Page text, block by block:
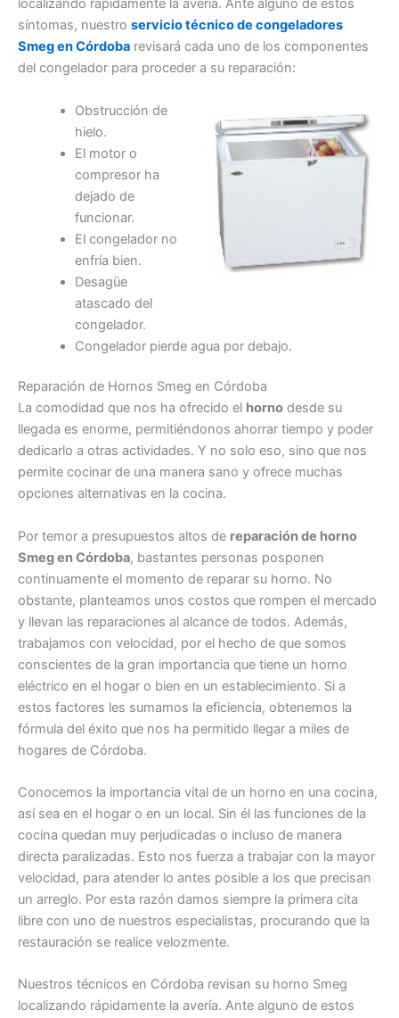
localizando rápidamente la avería. Ante alguno de estos
síntomas, nuestro servicio técnico de congeladores
Smeg en Córdoba revisará cada uno de los componentes
del congelador para proceder a su reparación:
Obstrucción de
hielo.
El motor o
compresor ha
dejado de
funcionar.
El congelador no
enfría bien.
Desagüe
atascado del
congelador.
Congelador pierde agua por debajo.
Reparación de Hornos Smeg en Córdoba
La comodidad que nos ha ofrecido el horno desde su
llegada es enorme, permitiéndonos ahorrar tiempo y poder
dedicarlo a otras actividades. Y no solo eso, sino que nos
permite cocinar de una manera sano y ofrece muchas
opciones alternativas en la cocina.
Por temor a presupuestos altos de reparación de horno
Smeg en Córdoba, bastantes personas posponen
continuamente el momento de reparar su horno. No
obstante, planteamos unos costos que rompen el mercado
y llevan las reparaciones al alcance de todos. Además,
trabajamos con velocidad, por el hecho de que somos
conscientes de la gran importancia que tiene un horno
eléctrico en el hogar o bien en un establecimiento. Si a
estos factores les sumamos la eficiencia, obtenemos la
fórmula del éxito que nos ha permitido llegar a miles de
hogares de Córdoba.
Conocemos la importancia vital de un horno en una cocina,
así sea en el hogar o en un local. Sin él las funciones de la
cocina quedan muy perjudicadas o incluso de manera
directa paralizadas. Esto nos fuerza a trabajar con la mayor
velocidad, para atender lo antes posible a los que precisan
un arreglo. Por esta razón damos siempre la primera cita
libre con uno de nuestros especialistas, procurando que la
restauración se realice velozmente.
Nuestros técnicos en Córdoba revisan su horno Smeg
localizando rápidamente la avería. Ante alguno de estos